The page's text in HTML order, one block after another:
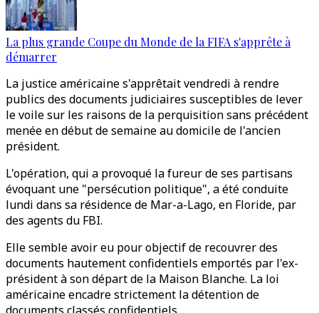
La plus grande Coupe du Monde de la FIFA s'apprête à
démarrer
La justice américaine s'apprêtait vendredi à rendre
publics des documents judiciaires susceptibles de lever
le voile sur les raisons de la perquisition sans précédent
menée en début de semaine au domicile de l'ancien
président.
L'opération, qui a provoqué la fureur de ses partisans
évoquant une "persécution politique", a été conduite
lundi dans sa résidence de Mar-a-Lago, en Floride, par
des agents du FBI.
Elle semble avoir eu pour objectif de recouvrer des
documents hautement confidentiels emportés par l'ex-
président à son départ de la Maison Blanche. La loi
américaine encadre strictement la détention de